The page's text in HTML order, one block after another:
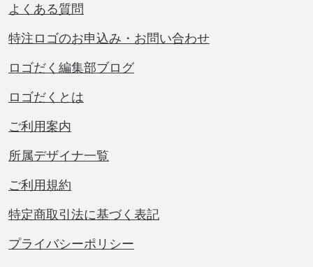
よくある質問
特注ロゴのお申込み・お問い合わせ
ロゴだく編集部ブログ
ロゴだくとは
ご利用案内
所属デザイナ一覧
ご利用規約
特定商取引法に基づく表記
プライバシーポリシー